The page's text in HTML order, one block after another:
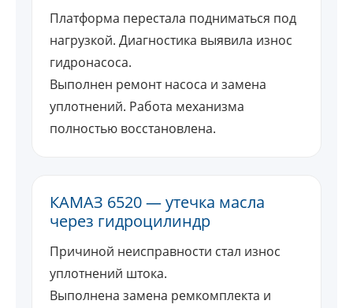
Платформа перестала подниматься под
нагрузкой. Диагностика выявила износ
гидронасоса.
Выполнен ремонт насоса и замена
уплотнений. Работа механизма
полностью восстановлена.
КАМАЗ 6520 — утечка масла
через гидроцилиндр
Причиной неисправности стал износ
уплотнений штока.
Выполнена замена ремкомплекта и